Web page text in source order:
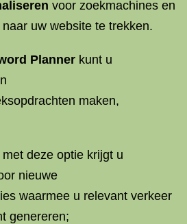
voor zoekmachines en
uw website te trekken.
Planner kunt u
maken,
deze optie krijgt u
nieuwe
waarmee u relevant verkeer
genereren;